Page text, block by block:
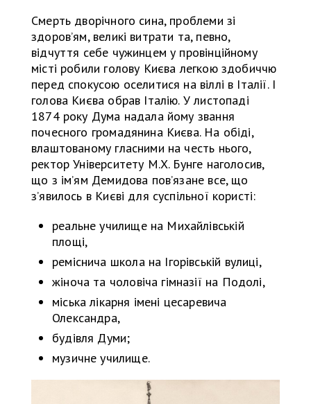
Смерть дворічного сина, проблеми зі
здоров’ям, великі витрати та, певно,
відчуття себе чужинцем у провінційному
місті робили голову Києва легкою здобиччю
перед спокусою оселитися на віллі в Італії. І
голова Києва обрав Італію. У листопаді
1874 року Дума надала йому звання
почесного громадянина Києва. На обіді,
влаштованому гласними на честь нього,
ректор Університету М.Х. Бунге наголосив,
що з ім’ям Демидова пов’язане все, що
з’явилось в Києві для суспільної користі:
реальне училище на Михайлівській
площі,
реміснича школа на Ігорівській вулиці,
жіноча та чоловіча гімназії на Подолі,
міська лікарня імені цесаревича
Олександра,
будівля Думи;
музичне училище.